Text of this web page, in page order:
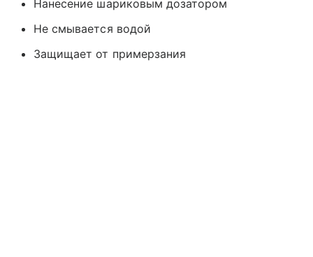
Нанесение шариковым дозатором
Не смывается водой
Защищает от примерзания